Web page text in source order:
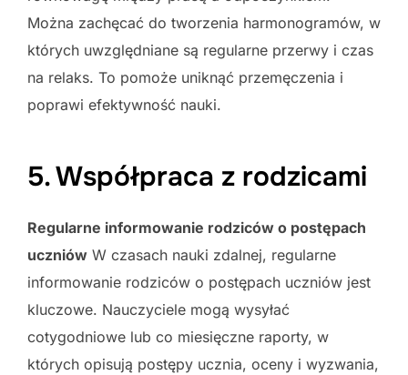
Można zachęcać do tworzenia harmonogramów, w
których uwzględniane są regularne przerwy i czas
na relaks. To pomoże uniknąć przemęczenia i
poprawi efektywność nauki.
5. Współpraca z rodzicami
Regularne informowanie rodziców o postępach
uczniów W czasach nauki zdalnej, regularne
informowanie rodziców o postępach uczniów jest
kluczowe. Nauczyciele mogą wysyłać
cotygodniowe lub co miesięczne raporty, w
których opisują postępy ucznia, oceny i wyzwania,